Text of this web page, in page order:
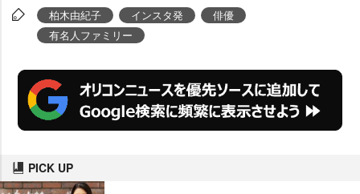
柏木由紀子 インスタ発
俳優
有名人ファミリー
PICK UP